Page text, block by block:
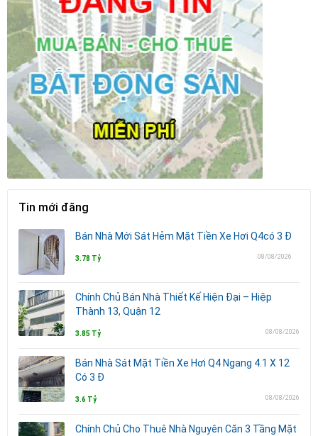
Tin mới đăng
Bán Nhà Mới Sát Hẻm Mặt Tiền Xe Hơi Q4có 3 Đ
3.78 Tỷ 08/08/2026
Chính Chủ Bán Nhà Thiết Kế Hiện Đại – Hiệp
Thành 13, Quận 12
3.85 Tỷ 08/08/2026
Bán Nhà Sát Mặt Tiền Xe Hơi Q4 Ngang 4.1 X 12
Có 3 Đ
3.6 Tỷ 08/08/2026
Chính Chủ Cho Thuê Nhà Nguyên Căn 3 Tầng Mặt